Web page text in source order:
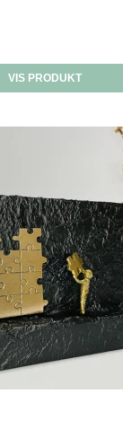
VIS PRODUKT